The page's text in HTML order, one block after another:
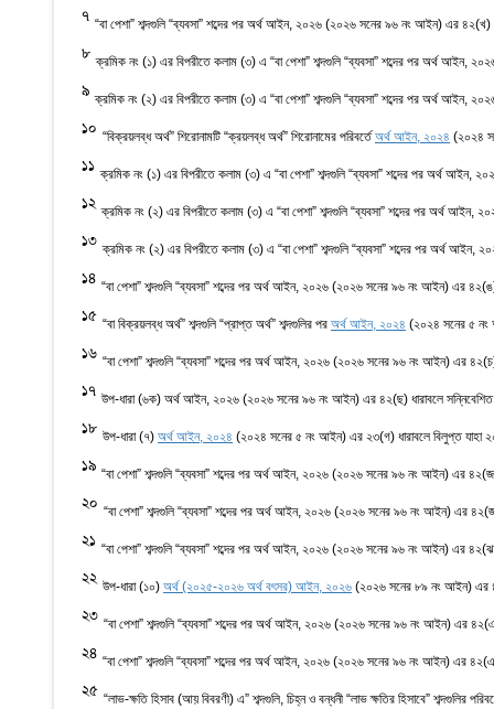
7 “বা পেশা” শব্দগুলি “ব্যবসা” শব্দের পর অর্থ আইন, ২০২৬ (২০২৬ সনের ৯৬ নং আইন) এর ৪২(খ)
8 ক্রমিক নং (১) এর বিপরীতে কলাম (৩) এ “বা পেশা” শব্দগুলি “ব্যবসা” শব্দের পর অর্থ
9 ক্রমিক নং (২) এর বিপরীতে কলাম (৩) এ “বা পেশা” শব্দগুলি “ব্যবসা” শব্দের পর অর্থ
10 “বিক্রয়লব্ধ অর্থ” শিরোনামটি “ক্রয়লব্ধ অর্থ” শিরোনামের পরিবর্তেঅর্থ আইন, ২০২৪ (২০২৪
11 ক্রমিক নং (১) এর বিপরীতে কলাম (৩) এ “বা পেশা” শব্দগুলি “ব্যবসা” শব্দের পর অর্থ
12 ক্রমিক নং (২) এর বিপরীতে কলাম (৩) এ “বা পেশা” শব্দগুলি “ব্যবসা” শব্দের পর অর্থ
13 ক্রমিক নং (২) এর বিপরীতে কলাম (৩) এ “বা পেশা” শব্দগুলি “ব্যবসা” শব্দের পর অর্থ
14 “বা পেশা” শব্দগুলি “ব্যবসা” শব্দের পর অর্থ আইন, ২০২৬ (২০২৬ সনের ৯৬ নং আইন) এর
15 “বা বিক্রয়লব্ধ অর্থ” শব্দগুলি “প্রাপ্ত অর্থ” শব্দগুলির পর অর্থ আইন, ২০২৪ (২০২৪ সনের ৫ নং
16 “বা পেশা” শব্দগুলি “ব্যবসা” শব্দের পর অর্থ আইন, ২০২৬ (২০২৬ সনের ৯৬ নং আইন) এর
17 উপ-ধারা (৬ক) অর্থ আইন, ২০২৬ (২০২৬ সনের ৯৬ নং আইন) এর ৪২(ছ) ধারাবলে
18 উপ-ধারা (৭) অর্থ আইন, ২০২৪ (২০২৪ সনের ৫ নং আইন) এর ২৩(গ) ধারাবলে বিলুপ্ত যাহা
19 “বা পেশা” শব্দগুলি “ব্যবসা” শব্দের পর অর্থ আইন, ২০২৬ (২০২৬ সনের ৯৬ নং আইন) এর
20 “বা পেশা” শব্দগুলি “ব্যবসা” শব্দের পর অর্থ আইন, ২০২৬ (২০২৬ সনের ৯৬ নং আইন) এর
21 “বা পেশা” শব্দগুলি “ব্যবসা” শব্দের পর অর্থ আইন, ২০২৬ (২০২৬ সনের ৯৬ নং আইন) এর
22 উপ-ধারা (১০) অর্থ (২০২৫-২০২৬ অর্থ বৎসর) আইন, ২০২৬ (২০২৬ সনের ৮৯ নং আইন) এর
23 “বা পেশা” শব্দগুলি “ব্যবসা” শব্দের পর অর্থ আইন, ২০২৬ (২০২৬ সনের ৯৬ নং আইন) এর
24 “বা পেশা” শব্দগুলি “ব্যবসা” শব্দের পর অর্থ আইন, ২০২৬ (২০২৬ সনের ৯৬ নং আইন) এর
25 “লাভ-ক্ষতি হিসাব (আয় বিবরণী) এ” শব্দগুলি, চিহ্ন ও বন্ধনী “লাভ ক্ষতির হিসাবে”